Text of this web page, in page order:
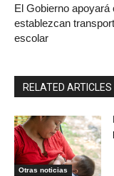
El Gobierno apoyará
establezcan
escolar
RELATED ARTICLES
Otras noticias